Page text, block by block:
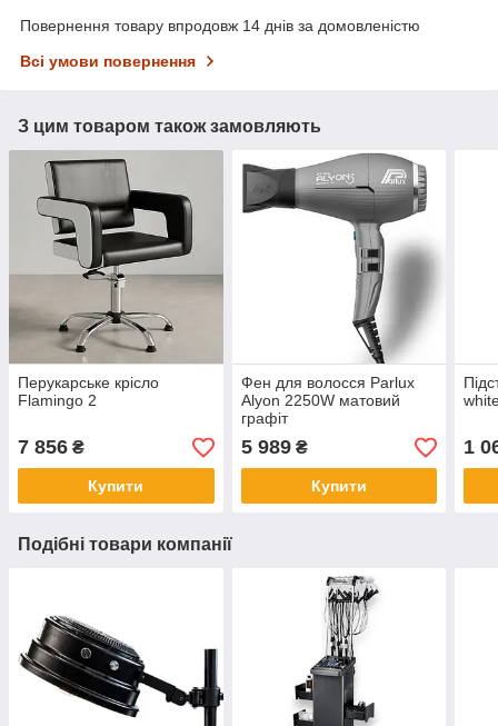
Повернення товару впродовж 14 днів за домовленістю
Всі умови повернення
З цим товаром також замовляють
Перукарське крісло
Flamingo 2
7 856 ₴
Купити
Фен для волосся Parlux
Alyon 2250W матовий
графіт
5 989₴
Купити
1
Подібні товари компанії